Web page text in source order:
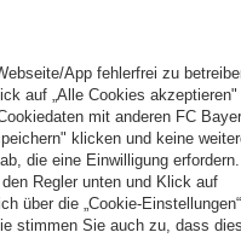
bleiben?